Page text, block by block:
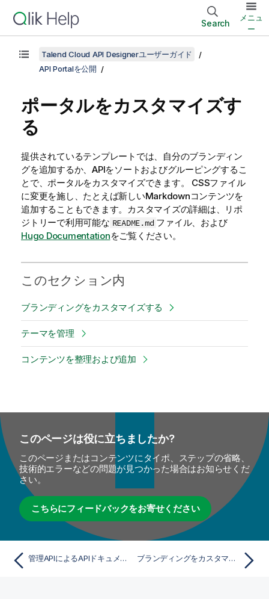
Search
メニュ
ー
Talend Cloud API Designerユーザーガイド
API Portalを公開
ポータルをカスタマイズす
る
提供されているテンプレートでは、自分のブランディン
グを追加するか、APIをソートおよびグルーピングするこ
とで、ポータルをカスタマイズできます。
CSSファイル
に変更を施し、たとえば新しいMarkdownコンテンツを
追加することもできます。カスタマイズの詳細は、リポ
ジトリーで利用可能な README.md ファイル、および
Hugo Documentationをご覧ください。
このセクション内
ブランディングをカスタマイズする
テーマを管理
コンテンツを整理および追加
このページは役に立ちましたか?
このページまたはコンテンツにタイポ、ステップの省略、
技術的エラーなどの問題が見つかった場合はお知らせくだ
さい。
こちらにフィードバックをお寄せください
管理APIによるAPIドキュメンテーションの取得 ブランディングをカスタマイズする